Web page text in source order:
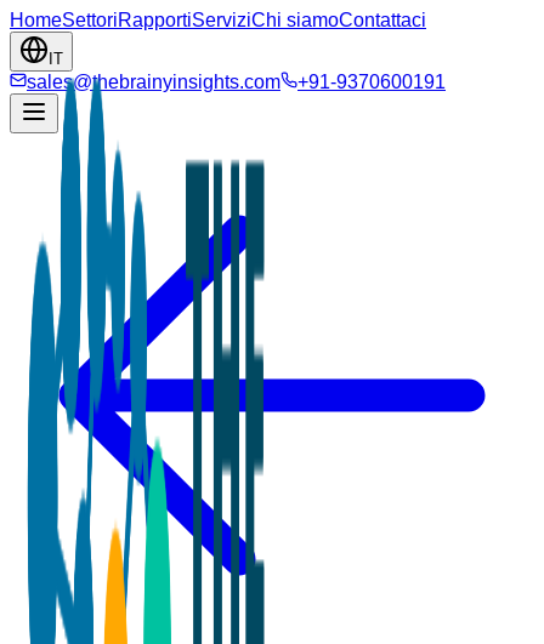
HomeSettoriRapportiServiziChi siamoContattaci
IT
sales@thebrainyinsights.com +91-9370600191